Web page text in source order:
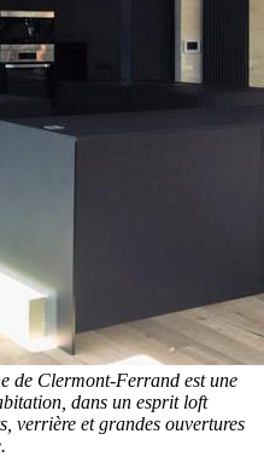
de Clermont-Ferrand est une
dans un esprit loft
verrière et grandes ouvertures